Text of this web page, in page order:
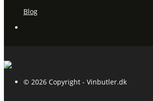
Blog
© 2026 Copyright - Vinbutler.dk